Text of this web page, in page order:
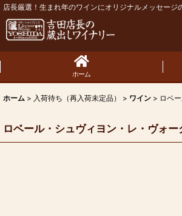
店長厳選！生まれ年のワインにオリジナルメッセージ
ホーム
ホーム > 入荷待ち（再入荷未定品） > ワイン > ロベ
ロベール・シュヴィヨン・レ・ヴォ